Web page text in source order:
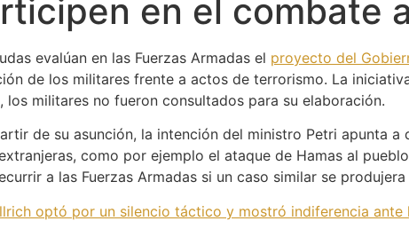
en el combate
evalúan en las Fuerzas Armadas el proyecto del
de los militares frente a actos de terrorismo. La
los militares no fueron consultados para su elaboración.
de su asunción, la intención del ministro Petri apunta
como por ejemplo el ataque de Hamas al
a las Fuerzas Armadas si un caso similar se
optó por un silencio táctico y mostró indiferencia ante